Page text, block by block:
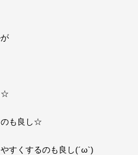
☆
のも良し☆
すくするのも良し(´ω`)